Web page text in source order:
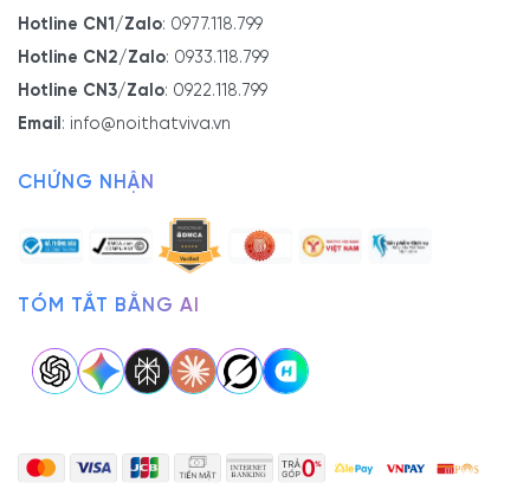
đây, bạn còn nhận được nhiều ưu đãi hấp dẫn như:
5 NĂM và hỗ trợ trọn đời.
Được kiểm định chất lượng nghiêm ngặt trước khi
bàn giao.
sách tận nơi. Đội ngũ chuyên môn lắp ráp cẩn thận,
yêu cầu.
Hỗ trợ trả góp 0%
Hotline CN1/Zalo: 0977.118.799
Hotline CN2/Zalo: 0933.118.799
Hotline CN3/Zalo: 0922.118.799
Email : info@noithatviva.vn
CHỨNG NHẬN
TÓM TẮT BẰNG AI